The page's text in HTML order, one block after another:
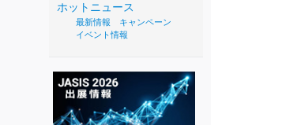
ホットニュース
最新情報
キャンペーン
イベント情報